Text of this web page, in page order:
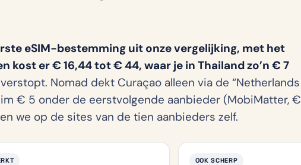
eSIM-bestemming uit onze vergelijking, met het
kost er € 16,44 tot € 44, waar je in Thailand zo’n € 7
Nomad dekt Curaçao alleen via de “Netherlands
€ 5 onder de eerstvolgende aanbieder (MobiMatter, €
we op de sites van de tien aanbieders zelf.
OOK SCHERP